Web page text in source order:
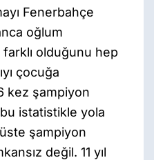
Fenerbahçe
oğlum
olduğunu hep
çocuğa
kez şampiyon
istatistikle yola
şampiyon
değil. 11 yıl